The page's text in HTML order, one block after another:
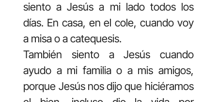
siento a Jesús a mi lado todos los
días. En casa, en el cole, cuando voy
a misa o a catequesis.
También siento a Jesús cuando
ayudo a mi familia o a mis amigos,
porque Jesús nos dijo que hiciéramos